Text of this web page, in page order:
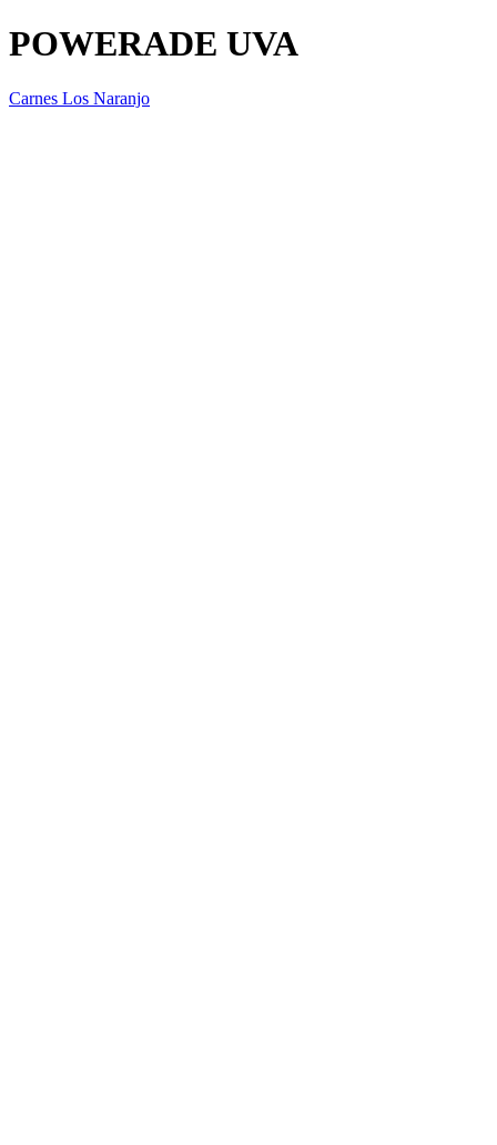
POWERADE UVA
Carnes Los Naranjo